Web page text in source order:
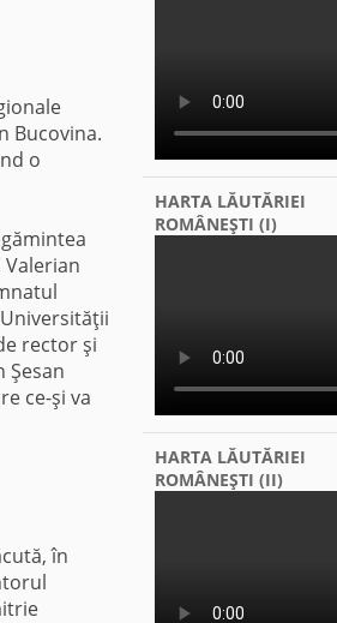
Bucovina.
o
Valerian
rector şi
Şesan
ce-şi va
în
HARTA LĂUTĂRIEI
ROMÂNEŞTI (I)
HARTA LĂUTĂRIEI
ROMÂNEŞTI (II)